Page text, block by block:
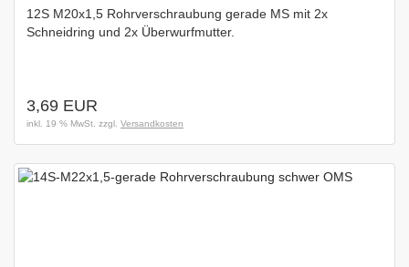
12S M20x1,5 Rohrverschraubung gerade MS mit 2x
Schneidring und 2x Überwurfmutter.
3,69 EUR
inkl. 19 % MwSt. zzgl. Versandkosten